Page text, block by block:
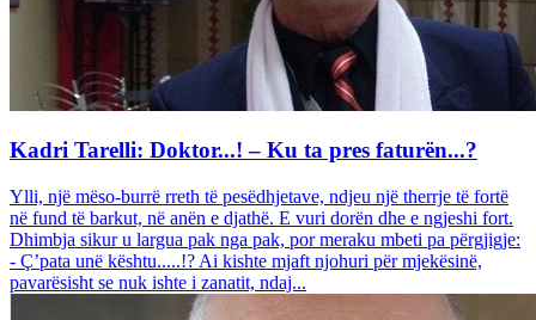
Kadri Tarelli: Doktor...! – Ku ta pres faturën...?
Ylli, një mëso-burrë rreth të pesëdhjetave, ndjeu një therrje të fortë
në fund të barkut, në anën e djathë. E vuri dorën dhe e ngjeshi fort.
Dhimbja sikur u largua pak nga pak, por meraku mbeti pa përgjigje:
- Ç’pata unë kështu.....!? Ai kishte mjaft njohuri për mjekësinë,
pavarësisht se nuk ishte i zanatit, ndaj...